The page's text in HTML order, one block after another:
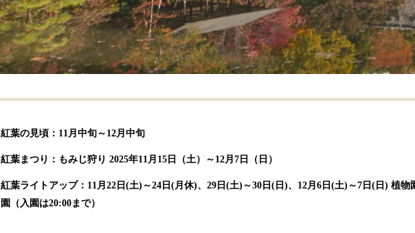
紅葉の見頃：11月中旬～12月中旬
紅葉まつり：もみじ狩り 2025年11月15日（土）～12月7日（日）
紅葉ライトアップ：11月22日(土)～24日(月休)、29日(土)～30日(日)、12月6日(土)～7日(日) 植物
園（入園は20:00まで）